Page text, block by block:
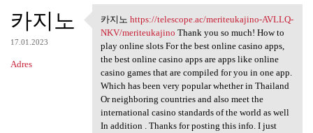
카지노
17.01.2023
Adres
카지노 https://telescope.ac
카지노 https://telescope.ac/meriteukajino-AVLLQ-
NKV/meriteukajino Thank you so much! How to
play online slots For the best online casino apps,
the best online casino apps are apps like online
casino games that are compiled for you in one app.
Which has been very popular whether in Thailand
Or neighboring countries and also meet the
international casino standards of the world as well
In addition . Thanks for posting this info. I just